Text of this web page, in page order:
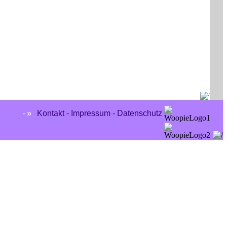
-» Kontakt - Impressum - Datenschutz